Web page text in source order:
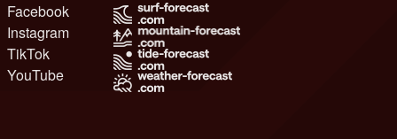
Facebook
Instagram
TikTok
YouTube